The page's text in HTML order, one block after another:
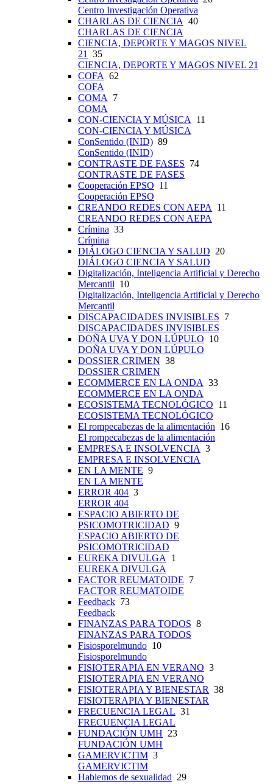
Centro Investigación Operativa
CHARLAS DE CIENCIA 40
CHARLAS DE CIENCIA
CIENCIA, DEPORTE Y MAGOS NIVEL
21
35
CIENCIA, DEPORTE Y MAGOS NIVEL 21
COFA 62
COFA
COMA
7
COMA
CON-CIENCIA Y MÚSICA
11
CON-CIENCIA Y MÚSICA
ConSentido (INID) 89
ConSentido (INID)
CONTRASTE DE FASES 74
CONTRASTE DE FASES
Cooperación EPSO 11
Cooperación EPSO
CREANDO REDES CON AEPA
11
CREANDO REDES CON AEPA
Crímina 33
Crímina
DIÁLOGO CIENCIA Y SALUD 20
DIÁLOGO CIENCIA Y SALUD
Digitalización, Inteligencia Artificial y Derecho
Mercantil 10
Digitalización, Inteligencia Artificial y Derecho
Mercantil
DISCAPACIDADES INVISIBLES 7
DISCAPACIDADES INVISIBLES
DOÑA UVA Y DON LÚPULO 10
DOÑA UVA Y DON LÚPULO
DOSSIER CRIMEN 38
DOSSIER CRIMEN
ECOMMERCE EN LA ONDA 33
ECOMMERCE EN LA ONDA
ECOSISTEMA TECNOLÓGICO 11
ECOSISTEMA TECNOLÓGICO
El rompecabezas de la alimentación 16
El rompecabezas de la alimentación
EMPRESA E INSOLVENCIA 3
EMPRESA E INSOLVENCIA
EN LA MENTE 9
EN LA MENTE
ERROR 404 3
ERROR 404
ESPACIO ABIERTO DE
PSICOMOTRICIDAD 9
ESPACIO ABIERTO DE
PSICOMOTRICIDAD
EUREKA DIVULGA
1
EUREKA DIVULGA
FACTOR REUMATOIDE 7
FACTOR REUMATOIDE
Feedback 73
Feedback
FINANZAS PARA TODOS 8
FINANZAS PARA TODOS
Fisiosporelmundo 10
Fisiosporelmundo
FISIOTERAPIA EN VERANO 3
FISIOTERAPIA EN VERANO
FISIOTERAPIA Y BIENESTAR 38
FISIOTERAPIA Y BIENESTAR
FRECUENCIA LEGAL 31
FRECUENCIA LEGAL
FUNDACIÓN UMH 23
FUNDACIÓN UMH
GAMERVICTIM 3
GAMERVICTIM
Hablemos de sexualidad 29